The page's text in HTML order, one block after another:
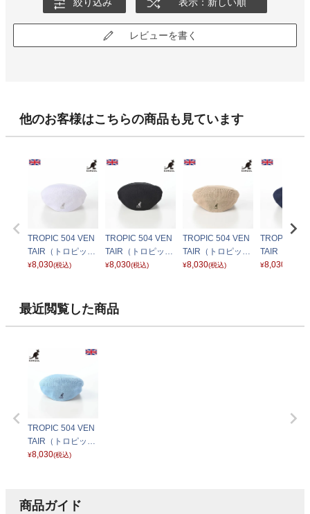
絞り込み 表示：新しい順
レビューを書く
他のお客様はこちらの商品も見ています
TROPIC 504 VEN
TAIR（トロピック
ベントエアー） ホ
¥8,030(税込)
TROPIC 504 VEN
TAIR（トロピック
ベントエアー） ブ
¥8,030(税込)
TROPIC 504 VEN
TAIR（トロピック
ベントエアー） ベ
¥8,030(税込)
TROPIC 504
TAIR（トロ
ベントエア
¥8,030
最近閲覧した商品
TROPIC 504 VEN
TAIR（トロピック
ベントエアー） ラ
¥8,030(税込)
商品ガイド